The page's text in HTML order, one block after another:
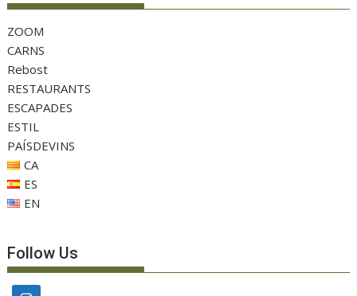
ZOOM
CARNS
Rebost
RESTAURANTS
ESCAPADES
ESTIL
PAÍSDEVINS
CA
ES
EN
Follow Us